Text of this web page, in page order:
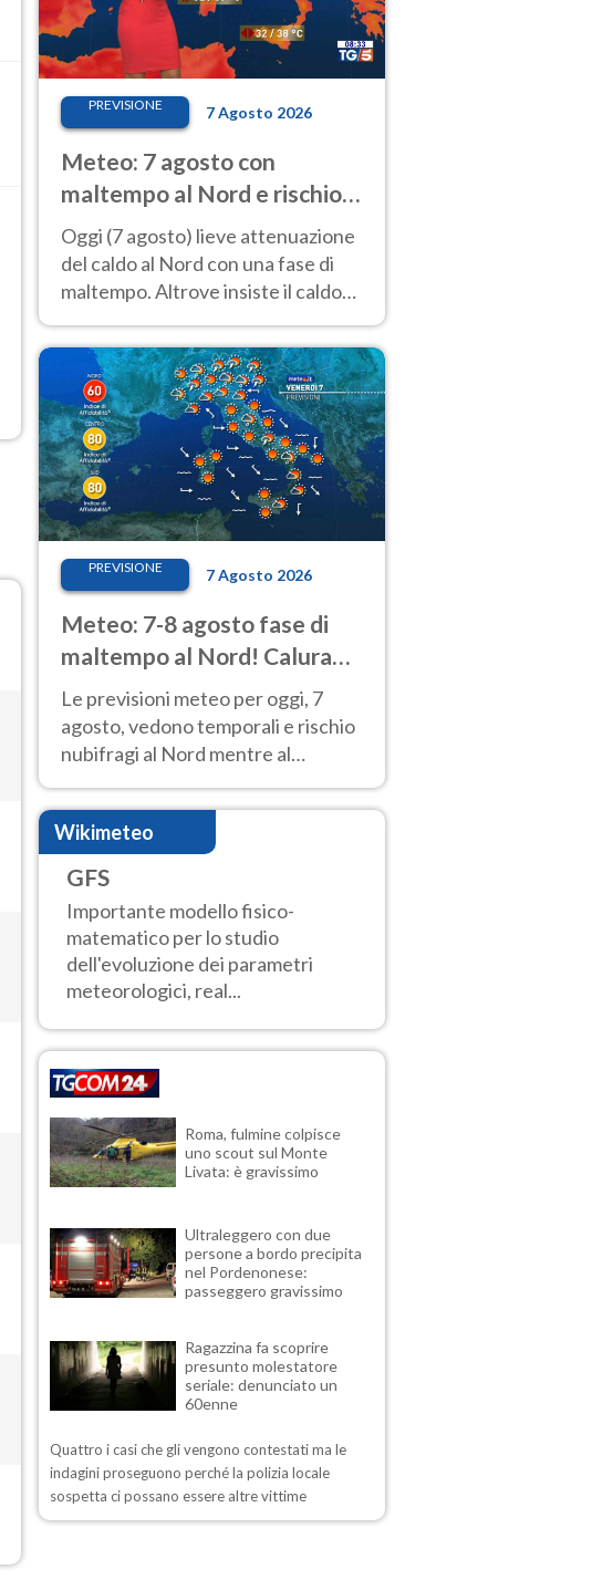
PREVISIONE 7 Agosto 2026
Meteo: 7 agosto con
maltempo al Nord e rischio
nubifragi. Altrove caldo
estremo
Oggi (7 agosto) lieve attenuazione
del caldo al Nord con una fase di
maltempo. Altrove insiste il caldo
previsioni
PREVISIONE 7 Agosto 2026
Meteo: 7-8 agosto fase di
maltempo al Nord! Calura
fino a Ferragosto
Le previsioni meteo per oggi, 7
agosto, vedono temporali e rischio
nubifragi al Nord mentre al
Centro-Sud sole e caldo sempre
molto intenso.
Wikimeteo
GFS
Importante modello fisico-
matematico per lo studio
dell'evoluzione dei parametri
meteorologici, real...
Roma, fulmine colpisce
uno scout sul Monte
Livata: è gravissimo
Ultraleggero con due
persone a bordo precipita
nel Pordenonese:
passeggero gravissimo
Ragazzina fa scoprire
presunto molestatore
seriale: denunciato un
60enne
Quattro i casi che gli vengono contestati ma le
indagini proseguono perché la polizia locale
sospetta ci possano essere altre vittime